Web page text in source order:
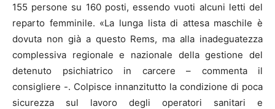
155 persone su 160 posti, essendo vuoti alcuni letti del
reparto femminile. «La lunga lista di attesa maschile è
dovuta non già a questo Rems, ma alla inadeguatezza
complessiva regionale e nazionale della gestione del
detenuto psichiatrico in carcere – commenta il
consigliere -. Colpisce innanzitutto la condizione di poca
sicurezza sul lavoro degli operatori sanitari e